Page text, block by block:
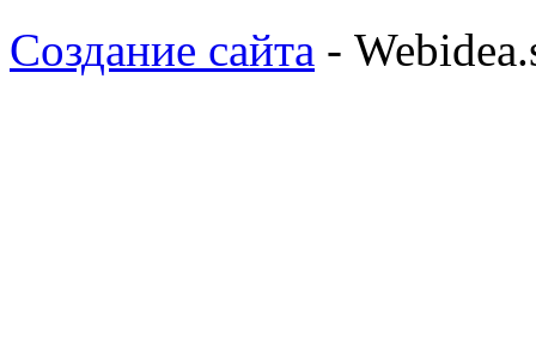
Создание сайта -